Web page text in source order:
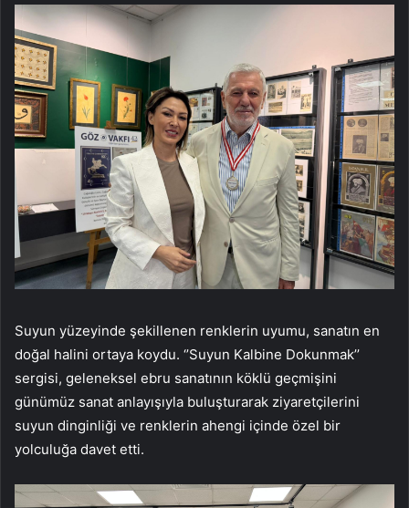
Suyun yüzeyinde şekillenen renklerin uyumu, sanatın en
doğal halini ortaya koydu. ‘’Suyun Kalbine Dokunmak’’
sergisi, geleneksel ebru sanatının köklü geçmişini
günümüz sanat anlayışıyla buluşturarak ziyaretçilerini
suyun dinginliği ve renklerin ahengi içinde özel bir
yolculuğa davet etti.